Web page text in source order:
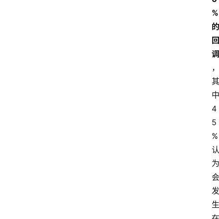
%
的
回
调
，
其
中
4
5
%
认
为
会
发
生